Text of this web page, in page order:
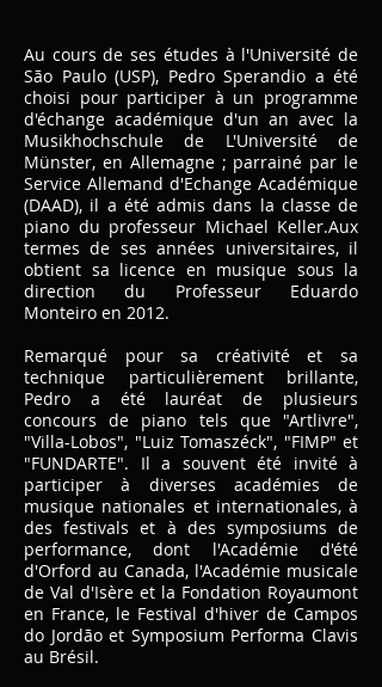
Au cours de ses études à l'Université de
São Paulo (USP), Pedro Sperandio a été
choisi pour participer à un programme
d'échange académique d'un an avec la
Musikhochschule de L'Université de
Münster, en Allemagne ; parrainé par le
Service Allemand d'Echange Académique
(DAAD), il a été admis dans la classe de
piano du professeur Michael Keller.Aux
termes de ses années universitaires, il
obtient sa licence en musique sous la
direction du Professeur Eduardo
Monteiro en 2012.
Remarqué pour sa créativité et sa
technique particulièrement brillante,
Pedro a été lauréat de plusieurs
concours de piano tels que "Artlivre",
"Villa-Lobos", "Luiz Tomaszéck", "FIMP" et
"FUNDARTE". Il a souvent été invité à
participer à diverses académies de
musique nationales et internationales, à
des festivals et à des symposiums de
performance, dont l'Académie d'été
d'Orford au Canada, l'Académie musicale
de Val d'Isère et la Fondation Royaumont
en France, le Festival d'hiver de Campos
do Jordão et Symposium Performa Clavis
au Brésil.